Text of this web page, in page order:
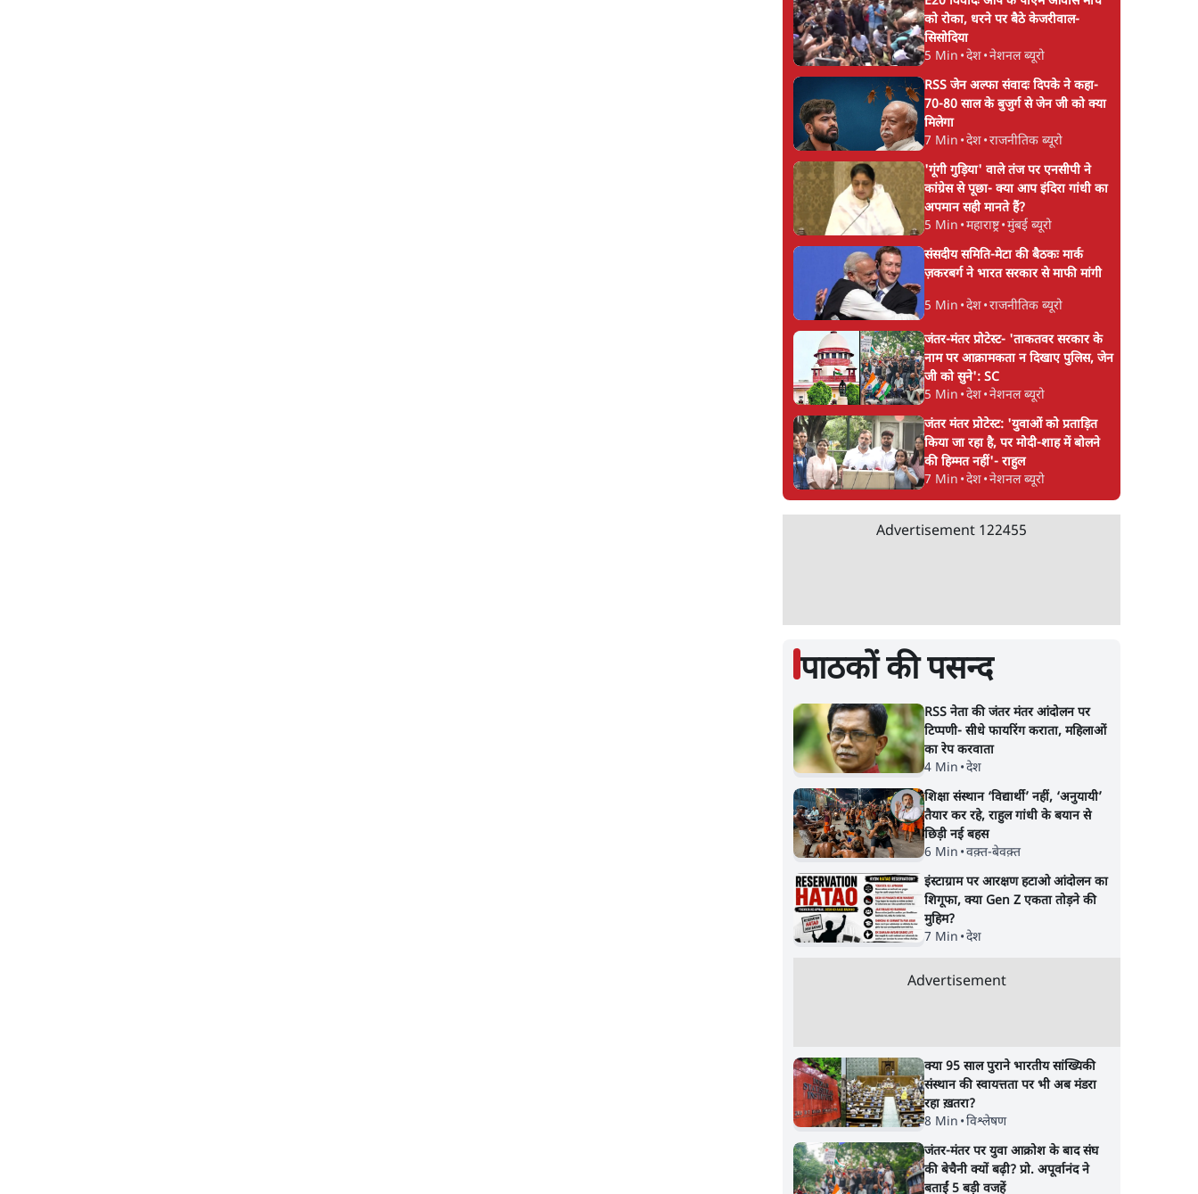
को रोका, धरने पर बैठे केजरीवाल-
सिसोदिया
5 Min •देश•नेशनल ब्यूरो
RSS जेन अल्फा संवादः दिपके ने कहा-
70-80 साल के बुजुर्ग से जेन जी को क्या
मिलेगा
7 Min •देश•राजनीतिक ब्यूरो
'गूंगी गुड़िया' वाले तंज पर एनसीपी ने
कांग्रेस से पूछा- क्या आप इंदिरा गांधी का
अपमान सही मानते हैं?
5 Min •महाराष्ट्र•मुंबई ब्यूरो
संसदीय समिति-मेटा की बैठकः मार्क
ज़करबर्ग ने भारत सरकार से माफी मांगी
5 Min •देश•राजनीतिक ब्यूरो
जंतर-मंतर प्रोटेस्ट- 'ताकतवर सरकार के
नाम पर आक्रामकता न दिखाए पुलिस, जेन
जी को सुने': SC
5 Min •देश•नेशनल ब्यूरो
जंतर मंतर प्रोटेस्ट: 'युवाओं को प्रताड़ित
किया जा रहा है, पर मोदी-शाह में बोलने
की हिम्मत नहीं'- राहुल
7 Min •देश•नेशनल ब्यूरो
Advertisement 122455
पाठकों की पसन्द
RSS नेता की जंतर मंतर आंदोलन पर
टिप्पणी- सीधे फायरिंग कराता, महिलाओं
का रेप करवाता
4 Min •देश
शिक्षा संस्थान ‘विद्यार्थी’ नहीं, ‘अनुयायी’
तैयार कर रहे, राहुल गांधी के बयान से
छिड़ी नई बहस
6 Min •वक़्त-बेवक़्त
इंस्टाग्राम पर आरक्षण हटाओ आंदोलन का
शिगूफा, क्या Gen Z एकता तोड़ने की
मुहिम?
7 Min •देश
Advertisement
क्या 95 साल पुराने भारतीय सांख्यिकी
संस्थान की स्वायत्तता पर भी अब मंडरा
रहा ख़तरा?
8 Min •विश्लेषण
जंतर-मंतर पर युवा आक्रोश के बाद संघ
की बेचैनी क्यों बढ़ी? प्रो. अपूर्वानंद ने
बताईं 5 बड़ी वजहें